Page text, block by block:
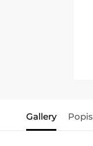
Gallery Popis